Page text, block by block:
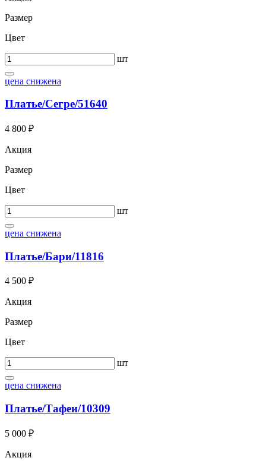
Размер
Цвет
шт
цена снижена
Платье/Сегре/51640
4 800 ₽
Акция
Размер
Цвет
шт
цена снижена
Платье/Бари/11816
4 500 ₽
Акция
Размер
Цвет
шт
цена снижена
Платье/Тафеи/10309
5 000 ₽
Акция